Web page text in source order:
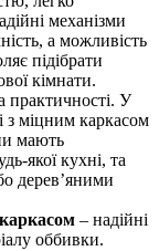
механізми
а можливість
підібрати
кімнати.
практичності. У
з міцним каркасом
мають
якої кухні, та
дерев’яними
– надійні
оббивки.